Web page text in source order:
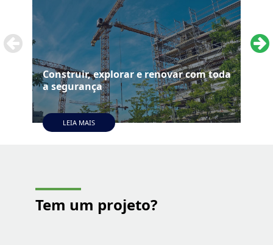
Construir, explorar e renovar com toda
a segurança
LEIA MAIS
Tem um projeto?